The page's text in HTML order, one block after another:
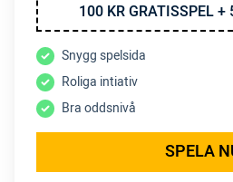
100 KR GRATISSPEL +
Snygg spelsida
Roliga intiativ
Bra oddsnivå
SPELA